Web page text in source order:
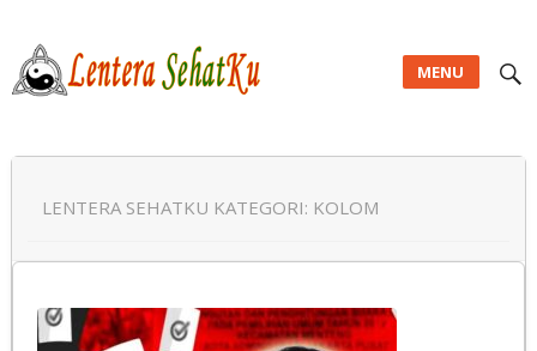
MENU
LENTERA SEHATKU KATEGORI: KOLOM